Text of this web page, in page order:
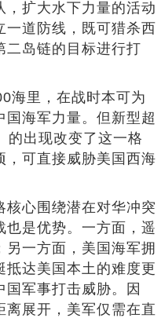
，扩大水下力量的活动
一道防线，既可猎杀西
二岛链的目标进行打
海里，在战时本可为
国海军力量。但新型超
的出现改变了这一格
，可直接威胁美国西海
核心围绕潜在对华冲突
也是优势。一方面，遥
一方面，美国海军拥
抵达美国本土的难度更
军事打击威胁。因
离展开，美军仅需在直